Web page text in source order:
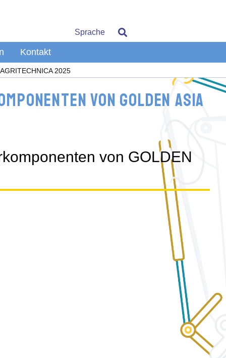
Sprache
Kontakt
2025
von GOLDEN ASIA
von GOLDEN